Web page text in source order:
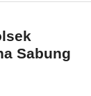
Sabung